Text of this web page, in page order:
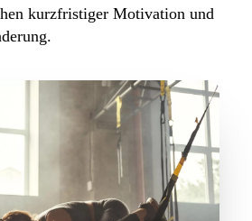
kurzfristiger Motivation und